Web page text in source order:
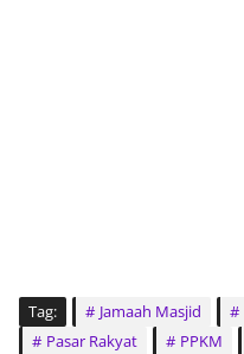
Tag: Jamaah Masjid
Pasar Rakyat
PPKM